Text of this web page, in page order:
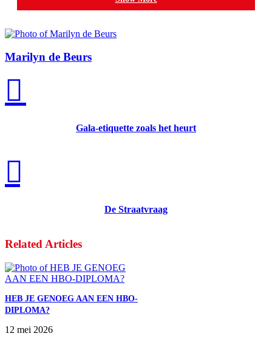
nieuwsgierig naar verhalen uit de samenleving van
van 25 april t/m 26 mei te zien in de voormalige Bever
Marilyn de Beurs
Gala-etiquette zoals het heurt
De Straatvraag
Related Articles
HEB JE GENOEG AAN EEN HBO-
DIPLOMA?
12 mei 2026